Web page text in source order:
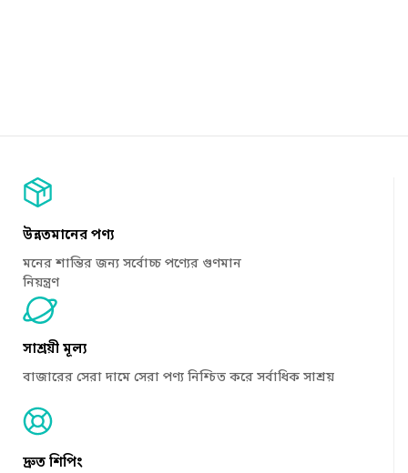
উন্নতমানের পণ্য
মনের শান্তির জন্য সর্বোচ্চ পণ্যের গুণমান
নিয়ন্ত্রণ
সাশ্রয়ী মূল্য
বাজারের সেরা দামে সেরা পণ্য নিশ্চিত করে সর্বাধিক সাশ্রয়
দ্রুত শিপিং